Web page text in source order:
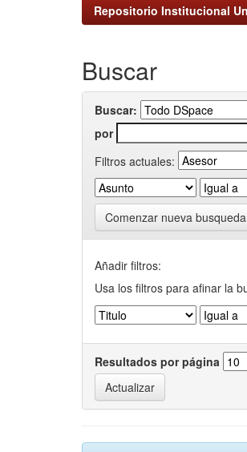
Repositorio Institucional
Buscar
Buscar:
por
Filtros actuales:
Comenzar nueva busqueda
Añadir filtros:
Usa los filtros para afinar la
Resultados por página